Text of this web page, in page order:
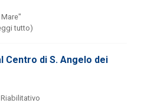
tutto)
Centro di S. Angelo dei